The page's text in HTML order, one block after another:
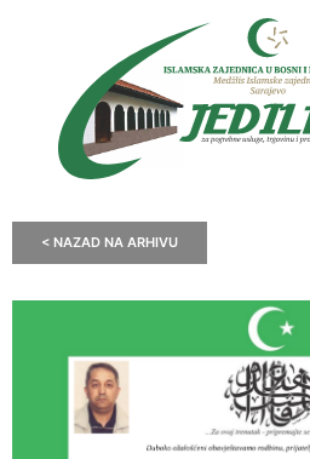
< NAZAD NA ARHIVU